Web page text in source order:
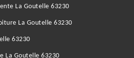
La Goutelle 63230
La Goutelle 63230
63230
La Goutelle 63230